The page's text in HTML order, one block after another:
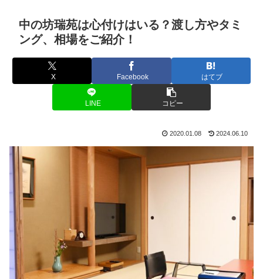
中の坊瑞苑は心付けはいる？渡し方やタミ
ング、相場をご紹介！
X Facebook はてブ
LINE コピー
2020.01.08 2024.06.10